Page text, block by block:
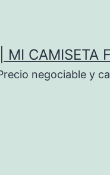
CAMISETA
negociable y